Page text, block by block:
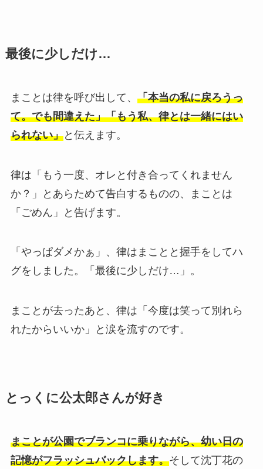
最後に少しだけ…
まことは律を呼び出して、 「本当の私に戻ろうっ
て。でも間違えた」「もう私、律とは一緒にはい
られない」と伝えます。
律は「もう一度、オレと付き合ってくれません
か？」とあらためて告白するものの、まことは
「ごめん」と告げます。
「やっぱダメかぁ」、律はまことと握手をしてハ
グをしました。「最後に少しだけ…」。
まことが去ったあと、律は「今度は笑って別れら
れたからいいか」と涙を流すのです。
とっくに公太郎さんが好き
まことが公園でブランコに乗りながら、幼い日の
記憶がフラッシュバックします。そして沈丁花の